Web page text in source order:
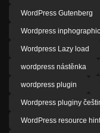
WordPress Gutenberg
Wordpress inphographic
Wordpress Lazy load
wordpress nástěnka
wordpress plugin
Wordpress pluginy
WordPress resource